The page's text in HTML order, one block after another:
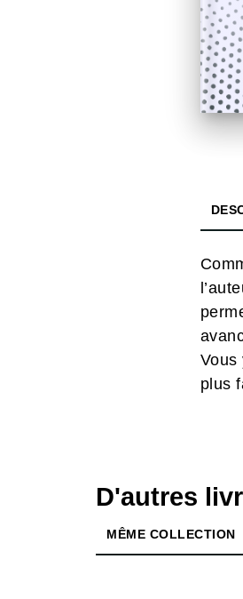
Vous
plus
D'autres
MÊME COLLECTION